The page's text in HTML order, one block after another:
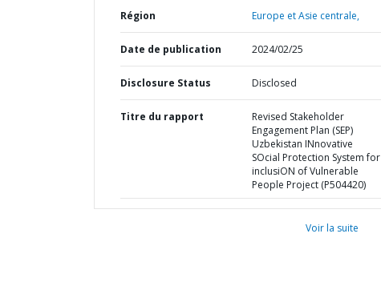
Région Europe et Asie centrale,
Date de publication 2024/02/25
Disclosure Status Disclosed
Titre du rapport
Revised Stakeholder
Engagement Plan (SEP)
Uzbekistan INnovative
SOcial Protection System for
inclusiON of Vulnerable
People Project (P504420)
Voir la suite